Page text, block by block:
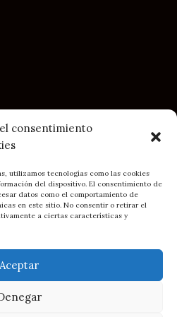
consentimiento
utilizamos tecnologías como las cookies
del dispositivo. El consentimiento de
datos como el comportamiento de
en este sitio. No consentir o retirar el
a ciertas características y
Aceptar
y compra